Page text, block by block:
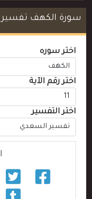
سورة الكهف تفسير
اختر سوره
اختر رقم الآية
اختر التفسير